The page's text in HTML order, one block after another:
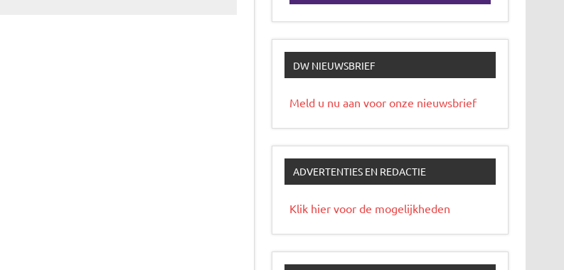
DW NIEUWSBRIEF
Meld u nu aan voor onze nieuwsbrief
ADVERTENTIES EN REDACTIE
Klik hier voor de mogelijkheden